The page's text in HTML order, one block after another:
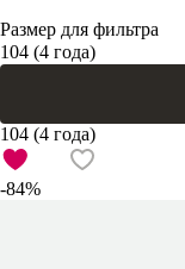
Размер для фильтра
104 (4 года)
104 (4 года)
-84%